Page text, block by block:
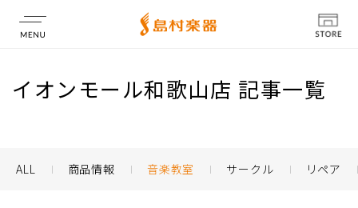
店舗情報
イオンモール和歌山店 記事一覧
ALL 商品情報 音楽教室 サークル リペア